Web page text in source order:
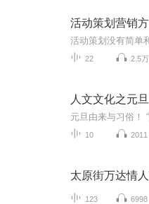
活动策划营销
22 2.5万
人文文化之元旦
10 2011
太原街万达情
123 6998